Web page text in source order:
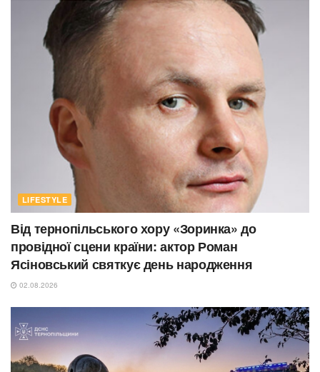
LIFESTYLE
Від тернопільського хору «Зоринка» до
провідної сцени країни: актор Роман
Ясіновський святкує день народження
02.08.2026